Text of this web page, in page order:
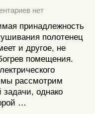
нет
принадлежность
полотенец
и другое, не
помещения.
мы рассмотрим
задачи, однако
…